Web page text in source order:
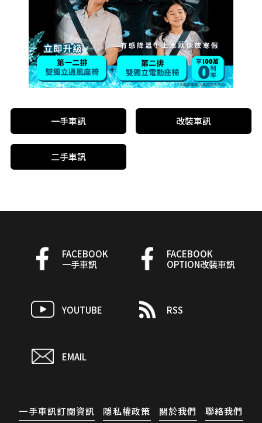
一手車訊 改裝車訊
二手車訊
FACEBOOK
一手車訊
FACEBOOK
OPTION改裝車訊
YOUTUBE RSS
EMAIL
一手車訊訂閱資訊 隱私權政策 關於我們 聯絡我們